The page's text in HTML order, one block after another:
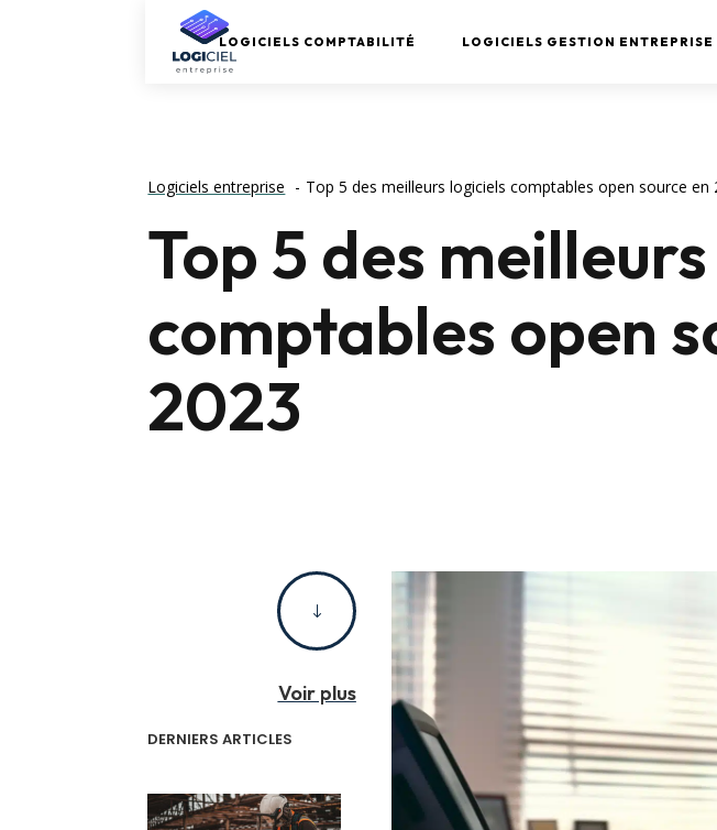
LOGICIELS COMPTABILITÉ LOGICIELS GESTION ENTREPRISE
Logiciels entreprise Top 5 des meilleurs logiciels comptables open source en
Top 5 des
comptables open
2023
"
Voir plus
DERNIERS ARTICLES